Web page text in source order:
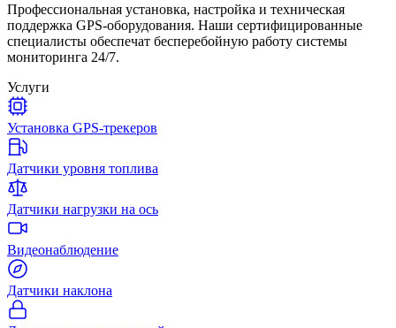
Профессиональная установка, настройка и техническая
поддержка GPS-оборудования. Наши сертифицированные
специалисты обеспечат бесперебойную работу системы
мониторинга 24/7.
Услуги
Установка GPS-трекеров
Датчики уровня топлива
Датчики нагрузки на ось
Видеонаблюдение
Датчики наклона